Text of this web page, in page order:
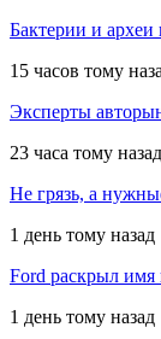
Бактерии и
15 часов тому
Эксперты
23 часа тому назад
Не грязь, а
1 день тому назад
Ford раскрыл имя
1 день тому назад